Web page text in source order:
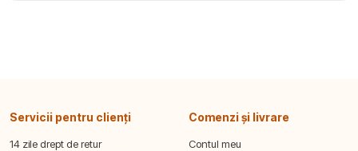
Servicii pentru clienți
14 zile drept de retur
Comenzi și livrare
Contul meu